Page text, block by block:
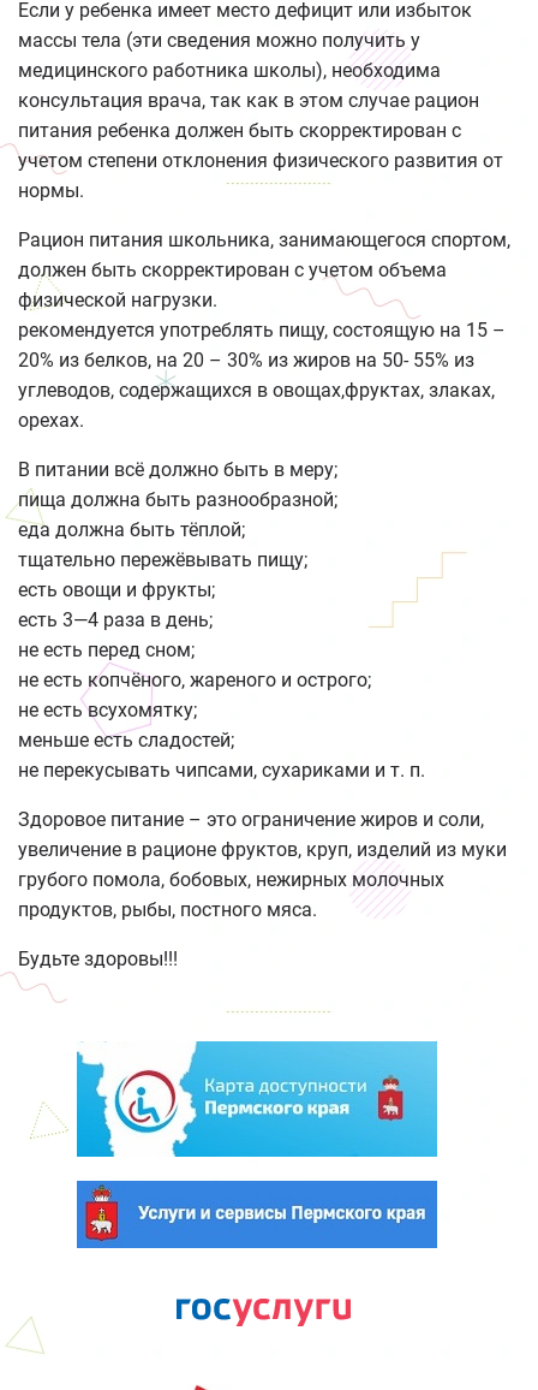
Если у ребенка имеет место дефицит или избыток
массы тела (эти сведения можно получить у
медицинского работника школы), необходима
консультация врача, так как в этом случае рацион
питания ребенка должен быть скорректирован с
учетом степени отклонения физического развития от
нормы.
Рацион питания школьника, занимающегося спортом,
должен быть скорректирован с учетом объема
физической нагрузки.
рекомендуется употреблять пищу, состоящую на 15 –
20% из белков, на 20 – 30% из жиров на 50- 55% из
углеводов, содержащихся в овощах,фруктах, злаках,
орехах.
В питании всё должно быть в меру;
пища должна быть разнообразной;
еда должна быть тёплой;
тщательно пережёвывать пищу;
есть овощи и фрукты;
есть 3—4 раза в день;
не есть перед сном;
не есть копчёного, жареного и острого;
не есть всухомятку;
меньше есть сладостей;
не перекусывать чипсами, сухариками и т. п.
Здоровое питание – это ограничение жиров и соли,
увеличение в рационе фруктов, круп, изделий из муки
грубого помола, бобовых, нежирных молочных
продуктов, рыбы, постного мяса.
Будьте здоровы!!!